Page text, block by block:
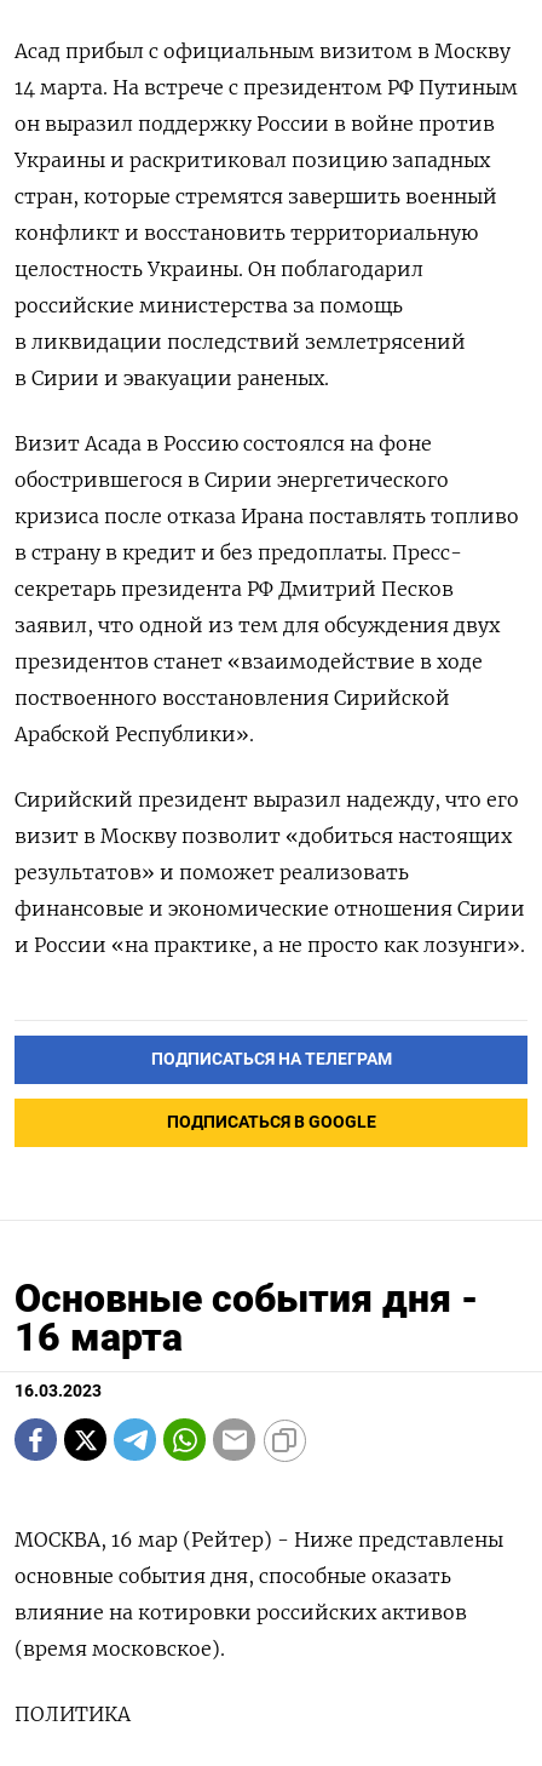
Асад прибыл с официальным визитом в Москву
14 марта. На встрече с президентом РФ Путиным
он выразил поддержку России в войне против
Украины и раскритиковал позицию западных
стран, которые стремятся завершить военный
конфликт и восстановить территориальную
целостность Украины. Он поблагодарил
российские министерства за помощь
в ликвидации последствий землетрясений
в Сирии и эвакуации раненых.
Визит Асада в Россию состоялся на фоне
обострившегося в Сирии энергетического
кризиса после отказа Ирана поставлять топливо
в страну в кредит и без предоплаты. Пресс-
секретарь президента РФ Дмитрий Песков
заявил, что одной из тем для обсуждения двух
президентов станет «взаимодействие в ходе
поствоенного восстановления Сирийской
Арабской Республики».
Сирийский президент выразил надежду, что его
визит в Москву позволит «добиться настоящих
результатов» и поможет реализовать
финансовые и экономические отношения Сирии
и России «на практике, а не просто как лозунги».
ПОДПИСАТЬСЯ НА ТЕЛЕГРАМ
ПОДПИСАТЬСЯ В GOOGLE
Основные события дня -
16 марта
16.03.2023
МОСКВА, 16 мар (Рейтер) - Ниже представлены
основные события дня, способные оказать
влияние на котировки российских активов
(время московское).
ПОЛИТИКА